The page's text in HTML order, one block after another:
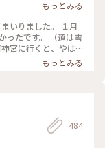
食べられそうな 美味
宮#自然豊か#四柱神
るりｼﾆｱ旅#ゆるり夏
もっとみる
ました。 １月
ったです。 （道は雪
もっとみる
484